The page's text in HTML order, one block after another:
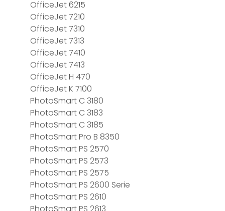
OfficeJet 6215
OfficeJet 7210
OfficeJet 7310
OfficeJet 7313
OfficeJet 7410
OfficeJet 7413
OfficeJet H 470
OfficeJet K 7100
PhotoSmart C 3180
PhotoSmart C 3183
PhotoSmart C 3185
PhotoSmart Pro B 8350
PhotoSmart PS 2570
PhotoSmart PS 2573
PhotoSmart PS 2575
PhotoSmart PS 2600 Serie
PhotoSmart PS 2610
PhotoSmart PS 2613